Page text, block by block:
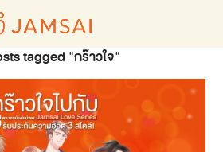
tagged "กร๊าวใจ"